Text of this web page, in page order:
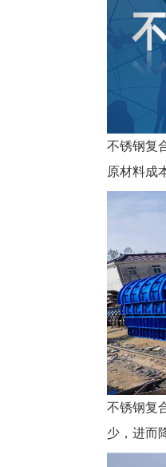
不锈钢复
原材料成
不锈钢复
少，进而